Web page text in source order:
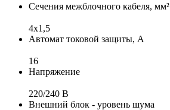
Сечения межблочного кабеля, мм²
4х1,5
Автомат токовой защиты, А
16
Напряжение
220/240 B
Внешний блок - уровень шума